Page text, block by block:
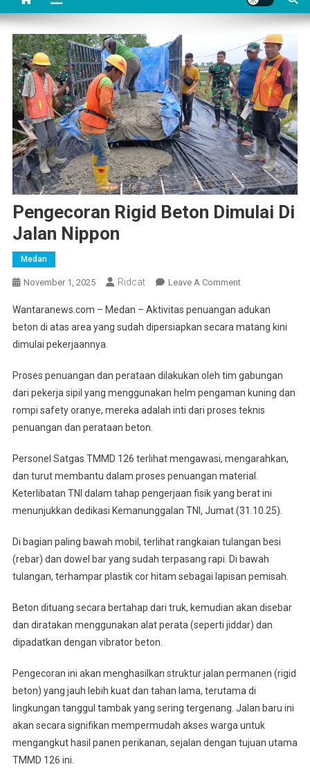
Pengecoran Rigid Beton Dimulai Di
Jalan Nippon
Medan
November 1, 2025 Ridcat Leave A CommentOn
Rigid
Beton
Jalan
Nippon
Wantaranews.com – Medan – Aktivitas penuangan adukan
beton di atas area yang sudah dipersiapkan secara matang kini
dimulai pekerjaannya.
Proses penuangan dan perataan dilakukan oleh tim gabungan
dari pekerja sipil yang menggunakan helm pengaman kuning dan
rompi safety oranye, mereka adalah inti dari proses teknis
penuangan dan perataan beton.
Personel Satgas TMMD 126 terlihat mengawasi, mengarahkan,
dan turut membantu dalam proses penuangan material.
Keterlibatan TNI dalam tahap pengerjaan fisik yang berat ini
menunjukkan dedikasi Kemanunggalan TNI, Jumat (31.10.25).
Di bagian paling bawah mobil, terlihat rangkaian tulangan besi
(rebar) dan dowel bar yang sudah terpasang rapi. Di bawah
tulangan, terhampar plastik cor hitam sebagai lapisan pemisah.
Beton dituang secara bertahap dari truk, kemudian akan disebar
dan diratakan menggunakan alat perata (seperti jiddar) dan
dipadatkan dengan vibrator beton.
Pengecoran ini akan menghasilkan struktur jalan permanen (rigid
beton) yang jauh lebih kuat dan tahan lama, terutama di
lingkungan tanggul tambak yang sering tergenang. Jalan baru ini
akan secara signifikan mempermudah akses warga untuk
mengangkut hasil panen perikanan, sejalan dengan tujuan utama
TMMD 126 ini.